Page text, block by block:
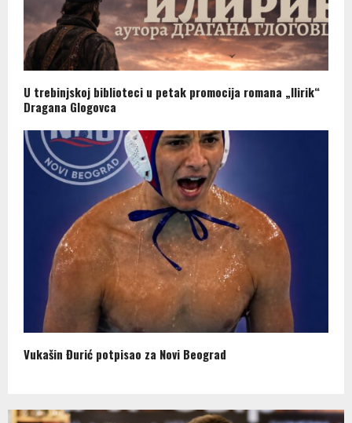
U trebinjskoj biblioteci u petak promocija romana „Ilirik“
Dragana Glogovca
Vukašin Đurić potpisao za Novi Beograd